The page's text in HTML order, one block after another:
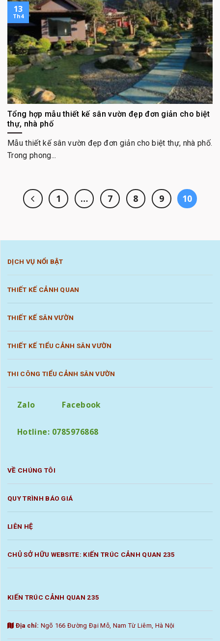
Tổng hợp mẫu thiết kế sân vườn đẹp đơn giản cho biệt
thự, nhà phố
Mẫu thiết kế sân vườn đẹp đơn giản cho biệt thự, nhà phố.
Trong phong...
13
Th4
1 … 7 8 9 10
DỊCH VỤ NỔI BẬT
THIẾT KẾ CẢNH QUAN
THIẾT KẾ SÂN VƯỜN
THIẾT KẾ TIỂU CẢNH SÂN VƯỜN
THI CÔNG TIỂU CẢNH SÂN VƯỜN
Zalo Facebook
Hotline: 0785976868
VỀ CHÚNG TÔI
QUY TRÌNH BÁO GIÁ
LIÊN HỆ
CHỦ SỞ HỮU WEBSITE: KIẾN TRÚC CẢNH QUAN 235
KIẾN TRÚC CẢNH QUAN 235
Địa chỉ: Ngõ 166 Đường Đại Mỗ, Nam Từ Liêm, Hà Nội